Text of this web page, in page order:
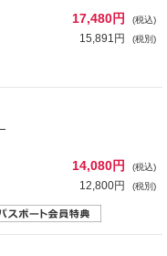
17,480円 (税込)
15,891円 (税別)
14,080円 (税込)
12,800円 (税別)